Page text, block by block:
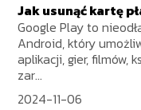
Jak usunąć kartę
Google Play to
Android, który
aplikacji, gier, filmów,
zar...
2024-11-06